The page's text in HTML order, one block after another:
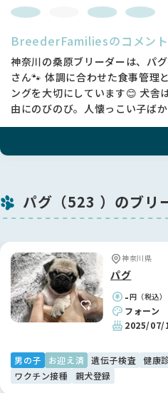
BreederFamiliesのコメント
神奈川の桑原ブリーダーは、パ
さん🐾 体調に合わせた食事管理
ングを大切にしています😊 犬舎
由にのびのび。人懐っこい子ば
パグ（523 ）のブリ
神奈川県
パグ
-円（税込）
フォーン
2025/07/
男の子 お迎え済 遺伝子検査
健康
ワクチン接種
親犬登録